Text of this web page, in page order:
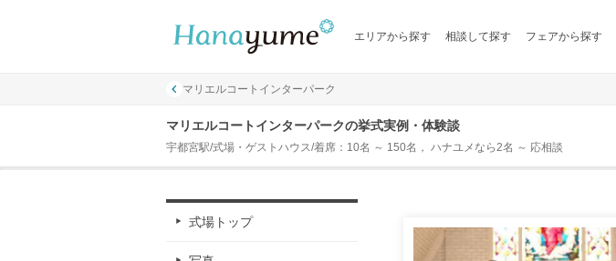
エリアから探す 相談して探す フェアから探す
マリエルコートインターパーク
マリエルコートインターパークの挙式実例・体験談
宇都宮駅/式場・ゲストハウス/着席：10名 ～ 150名， ハナユメなら2名 ～ 応相談
式場トップ